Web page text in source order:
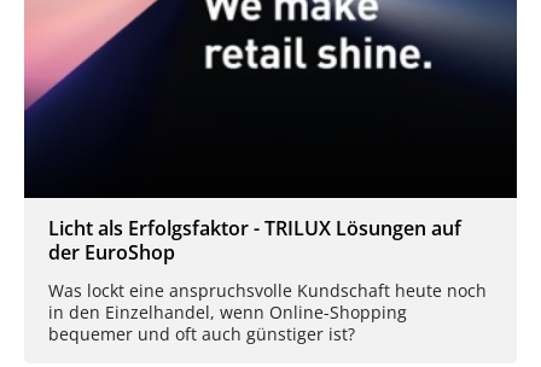
Licht als Erfolgsfaktor - TRILUX Lösungen auf
der EuroShop
Was lockt eine anspruchsvolle Kundschaft heute noch
in den Einzelhandel, wenn Online-Shopping
bequemer und oft auch günstiger ist?